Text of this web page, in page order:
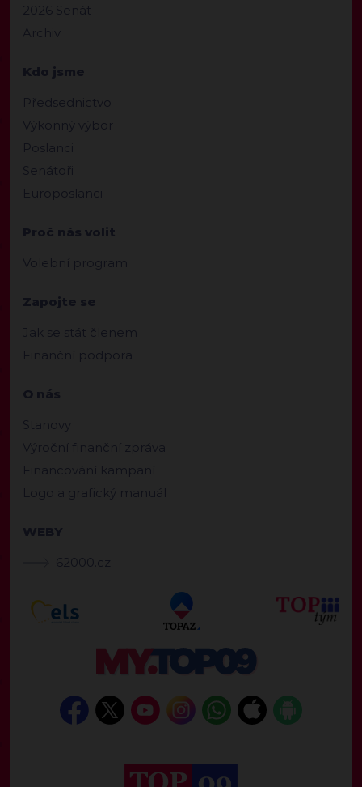
2026 Senát
Archiv
Kdo jsme
Předsednictvo
Výkonný výbor
Poslanci
Senátoři
Europoslanci
Proč nás volit
Volební program
Zapojte se
Jak se stát členem
Finanční podpora
O nás
Stanovy
Výroční finanční zpráva
Financování kampaní
Logo a grafický manuál
WEBY
62000.cz